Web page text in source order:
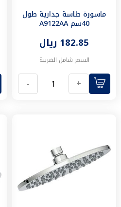
ملحقات
اكسسوارات
المطابخ
المنزل
الذكي
كاميرات
اقفال
الكترونية
حلول
الطعام
بلاط
وأرضيات
منتجات
ماسورة طاسة جدارية طول
40سم A9122AA
182.85 ريال
السعر شامل الضريبة
+
-